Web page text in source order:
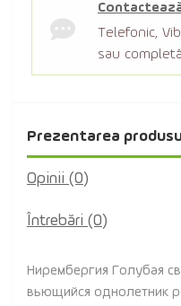
Telefonic,
sau
Prezentarea
Opinii (0)
Întrebări (0)
Нирембергия Голубая
вьющийся однолетник